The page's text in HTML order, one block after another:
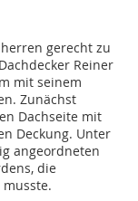
gerecht zu
Reiner
mit seinem
Zunächst
Dachseite mit
Deckung. Unter
angeordneten
die